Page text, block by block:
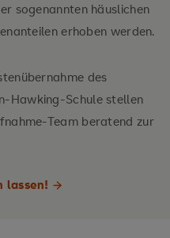
sogenannten häuslichen
erhoben werden.
des
Hawking-Schule stellen
Team beratend zur
lassen!